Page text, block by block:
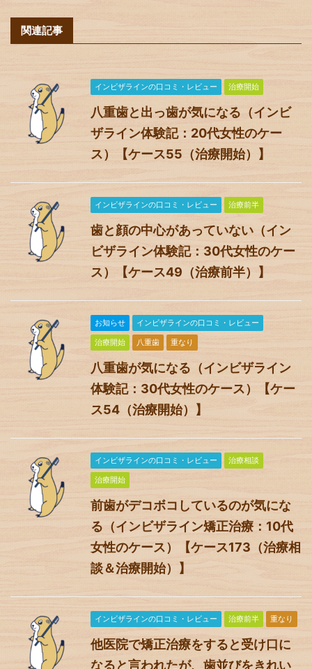
関連記事
インビザラインの口コミ・レビュー 治療開始
八重歯と出っ歯が気になる（インビ
ザライン体験記：20代女性のケー
ス）【ケース55（治療開始）】
インビザラインの口コミ・レビュー 治療前半
歯と顔の中心があっていない（イン
ビザライン体験記：30代女性のケー
ス）【ケース49（治療前半）】
お知らせ
インビザラインの口コミ・レビュー
治療開始
八重歯 重なり
八重歯が気になる（インビザライン
体験記：30代女性のケース）【ケー
ス54（治療開始）】
インビザラインの口コミ・レビュー
治療相談
治療開始
前歯がデコボコしているのが気にな
る（インビザライン矯正治療：10代
女性のケース）【ケース173（治療相
談＆治療開始）】
インビザラインの口コミ・レビュー 治療前半 重なり
他医院で矯正治療をすると受け口に
なると言われたが、歯並びをきれい